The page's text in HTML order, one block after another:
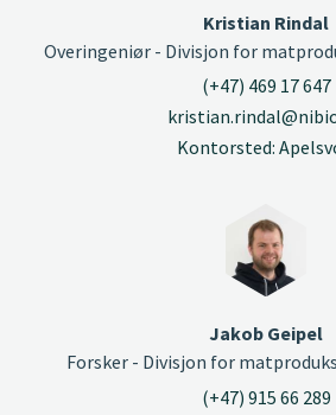
Kristian Rindal
Overingeniør - Divisjon for
(+47) 469 17 647
Kontorsted:
Jakob Geipel
Forsker - Divisjon for
(+47) 915 66 289